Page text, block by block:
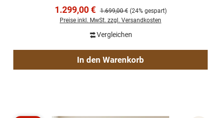
Verkaufspreis:
1.299,00 € Regulärer Preis:
1.699,00 € (24% gespart)
Preise inkl. MwSt. zzgl. Versandkosten
Vergleichen
In den Warenkorb